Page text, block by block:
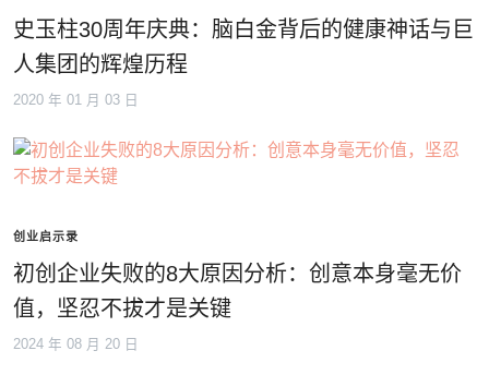
史玉柱30周年庆典：脑白金背后的健康神话与巨
人集团的辉煌历程
2020 年 01 月 03 日
创业启示录
初创企业失败的8大原因分析：创意本身毫无价
值，坚忍不拔才是关键
2024 年 08 月 20 日